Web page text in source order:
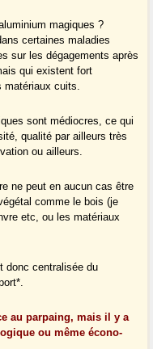
magiques ?
certaines maladies
sur les dégagements après
qui existent fort
matériaux cuits.
sont médiocres, ce qui
qualité par ailleurs très
ou ailleurs.
ne peut en aucun cas être
comme le bois (je
etc, ou les matériaux
donc centralisée du
au parpaing, mais il y a
ou même écono-